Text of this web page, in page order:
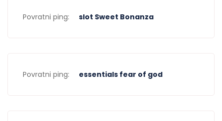
Povratni ping: slot Sweet Bonanza
Povratni ping: essentials fear of god